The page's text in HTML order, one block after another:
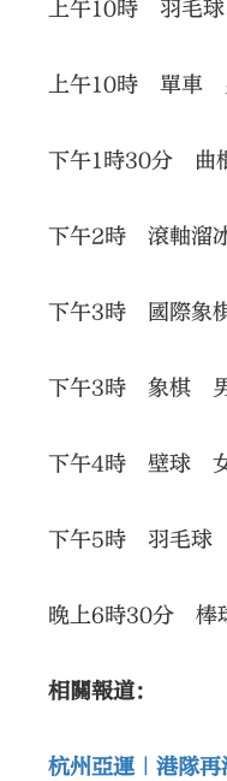
上午10時 羽毛
上午10時 單車
下午1時30分 曲
下午2時 滾軸溜
下午3時 國際象
下午3時 象棋 男
下午4時 壁球
下午5時 羽毛球
晚上6時30分 棒
相關報道：
杭州亞運｜港隊